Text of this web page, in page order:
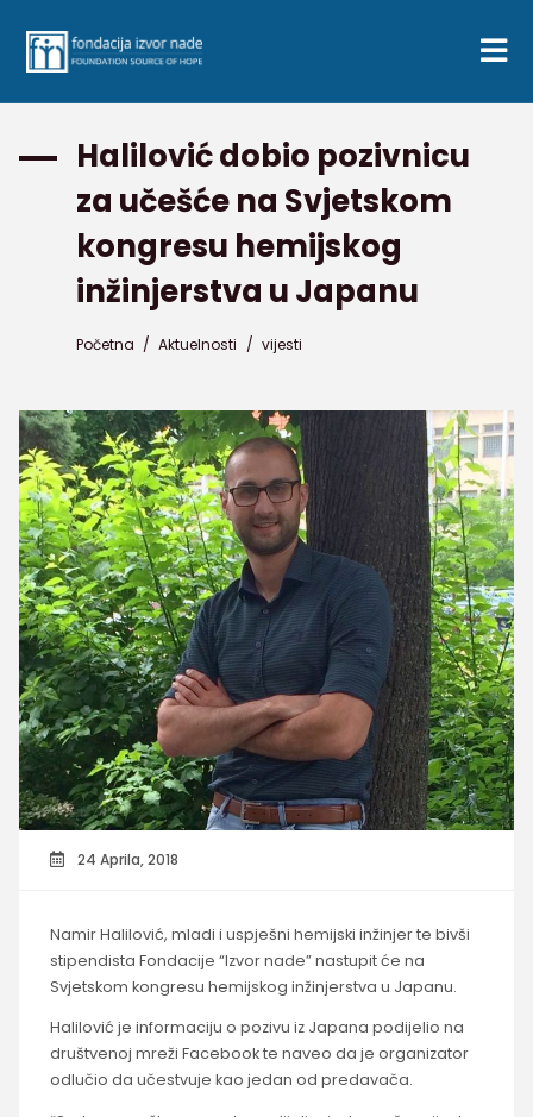
Halilović dobio pozivnicu
za učešće na Svjetskom
kongresu hemijskog
inžinjerstva u Japanu
Početna / Aktuelnosti / vijesti
24 Aprila, 2018
Namir Halilović, mladi i uspješni hemijski inžinjer te bivši
stipendista Fondacije “Izvor nade” nastupit će na
Svjetskom kongresu hemijskog inžinjerstva u Japanu.
Halilović je informaciju o pozivu iz Japana podijelio na
društvenoj mreži Facebook te naveo da je organizator
odlučio da učestvuje kao jedan od predavača.